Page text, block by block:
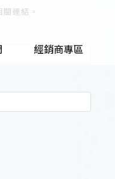
經銷商專區
連結。